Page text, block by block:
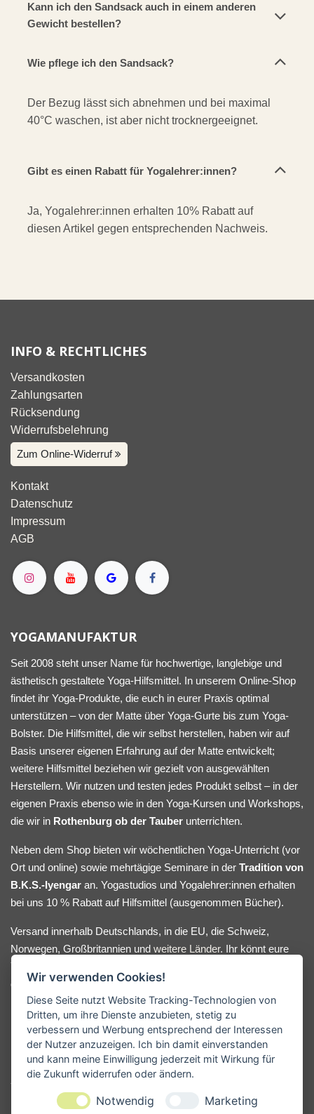
Kann ich den Sandsack auch in einem anderen
Gewicht bestellen?
Wie pflege ich den Sandsack?
Der Bezug lässt sich abnehmen und bei maximal
40°C waschen, ist aber nicht trocknergeeignet.
Ja, Yogalehrer:innen erhalten 10% Rabatt auf
diesen Artikel gegen entsprechenden Nachweis.
INFO & RECHTLICHES
Versandkosten
Zahlungsarten
Rücksendung
Widerrufsbelehrung
Zum Online-Widerruf
Kontakt
Datenschutz
Impressum
AGB
YOGAMANUFAKTUR
Seit 2008 steht unser Name für hochwertige, langlebige und
ästhetisch gestaltete Yoga-Hilfsmittel. In unserem Online-Shop
findet ihr Yoga-Produkte, die euch in eurer Praxis optimal
unterstützen – von der Matte über Yoga-Gurte bis zum Yoga-
Bolster. Die Hilfsmittel, die wir selbst herstellen, haben wir auf
Basis unserer eigenen Erfahrung auf der Matte entwickelt;
weitere Hilfsmittel beziehen wir gezielt von ausgewählten
Herstellern. Wir nutzen und testen jedes Produkt selbst – in der
eigenen Praxis ebenso wie in den Yoga-Kursen und Workshops,
die wir in Rothenburg ob der Tauber unterrichten.
Neben dem Shop bieten wir wöchentlichen Yoga-Unterricht (vor
Ort und online) sowie mehrtägige Seminare in der Tradition von
B.K.S.-Iyengar an. Yogastudios und Yogalehrer:innen erhalten
bei uns 10 % Rabatt auf Hilfsmittel (ausgenommen Bücher).
Versand innerhalb Deutschlands, in die EU, die Schweiz,
Norwegen, Großbritannien und weitere Länder. Ihr könnt eure
Yoga-Hilfsmittel bequem online bestellen oder nach Absprache
direkt bei uns im Lager abholen. Bei Fragen oder
Beratungswunsch meldet euch gerne.
KONTAKT
Yogamanufaktur - Andreas Kunze
Erbsengäßchen 4
Wir verwenden Cookies!
Diese Seite nutzt Website Tracking-Technologien von
Dritten, um ihre Dienste anzubieten, stetig zu
verbessern und Werbung entsprechend der Interessen
der Nutzer anzuzeigen. Ich bin damit einverstanden
und kann meine Einwilligung jederzeit mit Wirkung für
die Zukunft widerrufen oder ändern.
Notwendig Marketing